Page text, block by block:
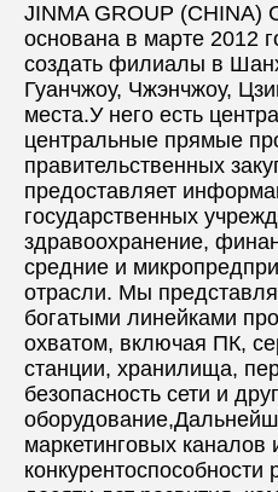
JINMA GROUP (CHINA)
основана в марте 2012
создать филиалы в
Гуанчжоу, Чжэнчжоу,
места.У него есть
центральные прямые
правительственных
предоставляет
государственных
здравоохранение,
средние и
отрасли. Мы
богатыми линейками
охватом, включая ПК,
станции, хранилища,
безопасность сети и
маркетинговых